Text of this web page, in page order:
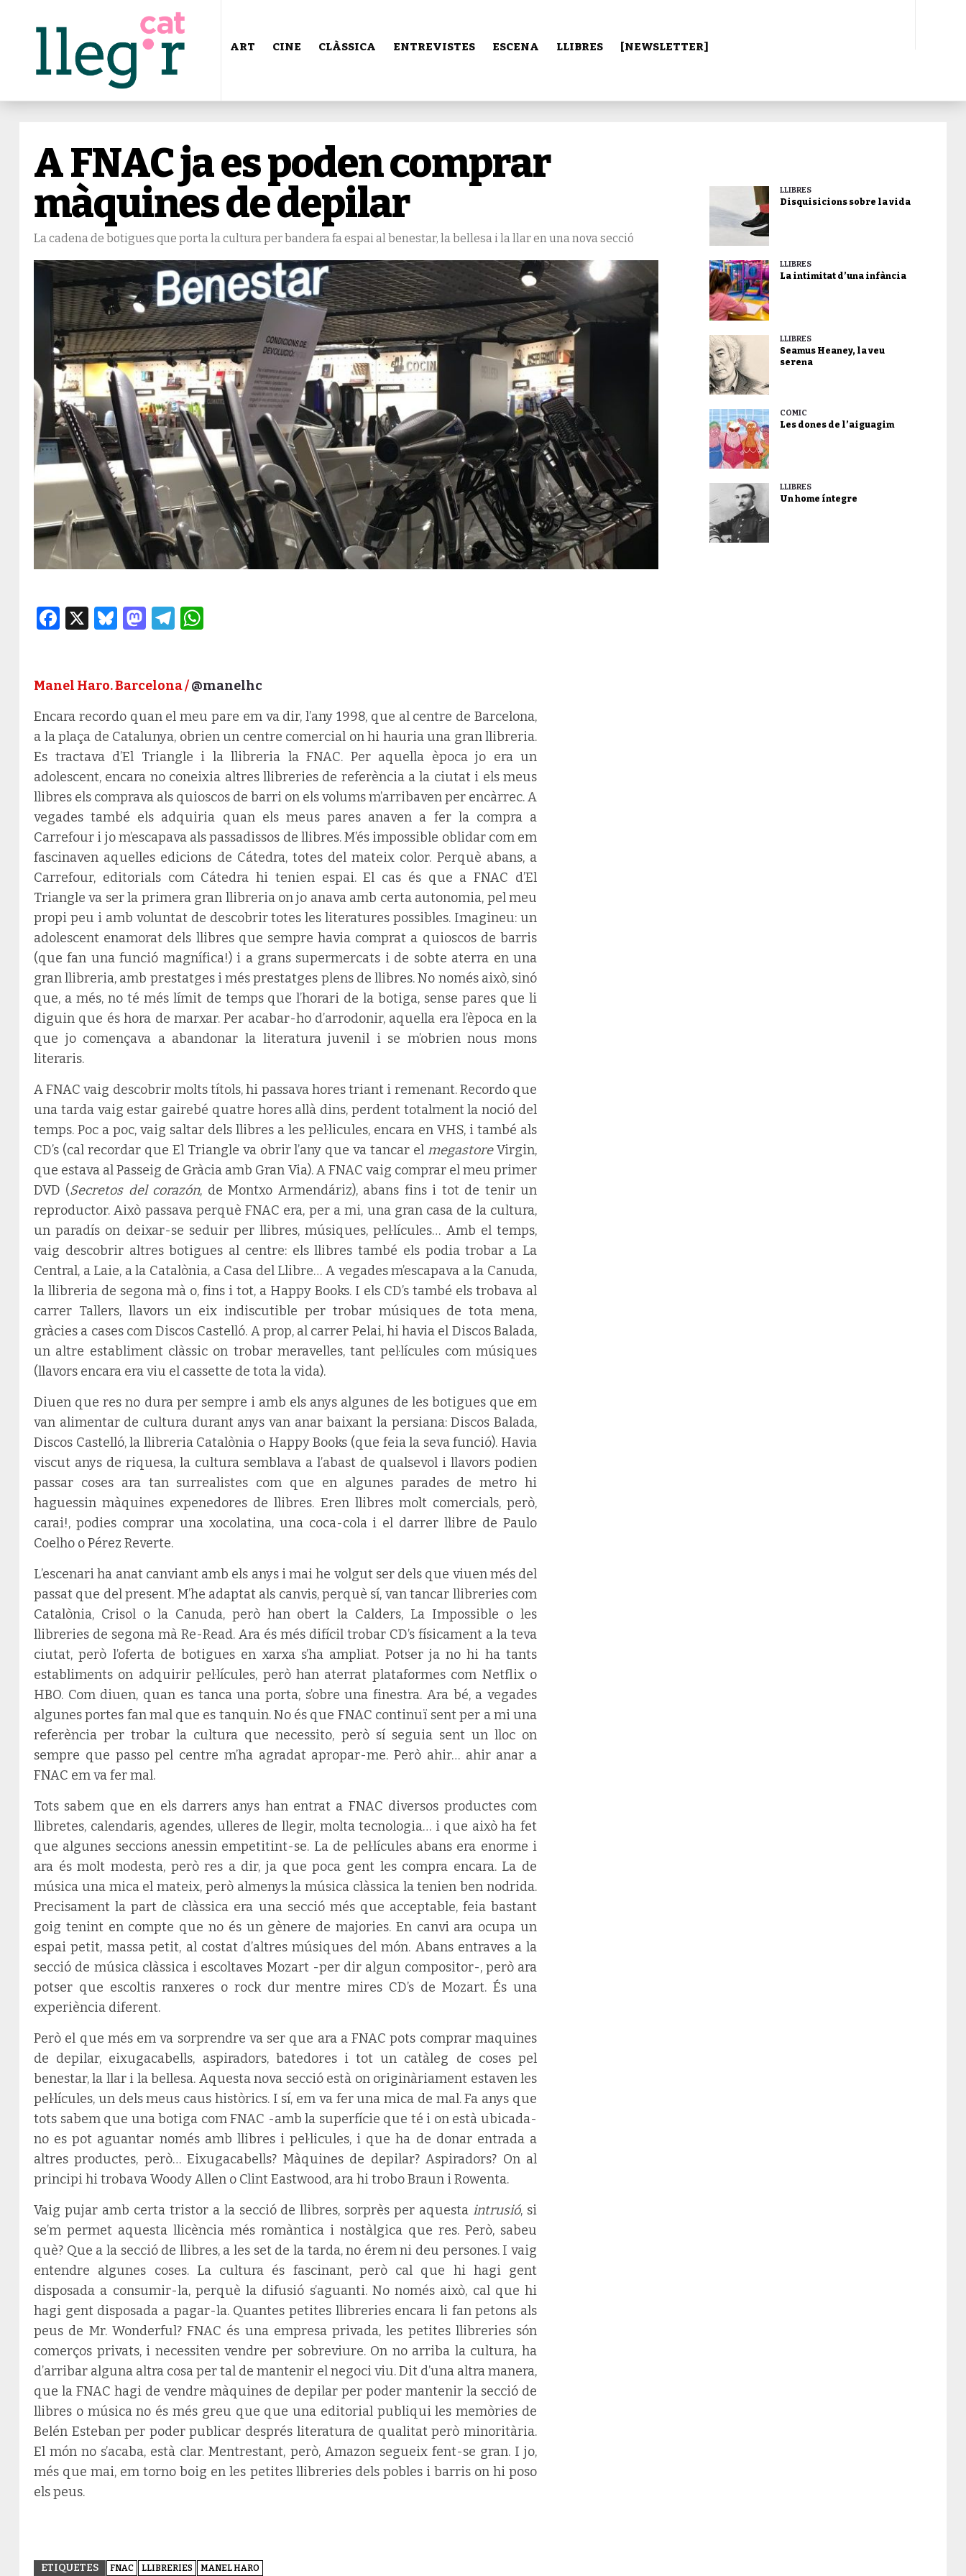
ART CINE CLÀSSICA ENTREVISTES ESCENA LLIBRES [NEWSLETTER]
A FNAC ja es poden comprar
màquines de depilar
La cadena de botigues que porta la cultura per bandera fa espai al benestar, la bellesa i la llar en una nova secció
Facebook
X Bluesky
Mastodon
Telegram
Manel Haro. Barcelona /@manelhc
Encara recordo quan el meu pare em va dir, l’any 1998, que al centre de Barcelona,
a la plaça de Catalunya, obrien un centre comercial on hi hauria una gran llibreria.
Es tractava d’El Triangle i la llibreria la FNAC. Per aquella època jo era un
adolescent, encara no coneixia altres llibreries de referència a la ciutat i els meus
llibres els comprava als quioscos de barri on els volums m’arribaven per encàrrec. A
vegades també els adquiria quan els meus pares anaven a fer la compra a
Carrefour i jo m’escapava als passadissos de llibres. M’és impossible oblidar com em
fascinaven aquelles edicions de Cátedra, totes del mateix color. Perquè abans, a
Carrefour, editorials com Cátedra hi tenien espai. El cas és que a FNAC d’El
Triangle va ser la primera gran llibreria on jo anava amb certa autonomia, pel meu
propi peu i amb voluntat de descobrir totes les literatures possibles. Imagineu: un
adolescent enamorat dels llibres que sempre havia comprat a quioscos de barris
(que fan una funció magnífica!) i a grans supermercats i de sobte aterra en una
gran llibreria, amb prestatges i més prestatges plens de llibres. No només això, sinó
que, a més, no té més límit de temps que l’horari de la botiga, sense pares que li
diguin que és hora de marxar. Per acabar-ho d’arrodonir, aquella era l’època en la
que jo començava a abandonar la literatura juvenil i se m’obrien nous mons
literaris.
A FNAC vaig descobrir molts títols, hi passava hores triant i remenant. Recordo que
una tarda vaig estar gairebé quatre hores allà dins, perdent totalment la noció del
temps. Poc a poc, vaig saltar dels llibres a les pel·licules, encara en VHS, i també als
CD’s (cal recordar que El Triangle va obrir l’any que va tancar elmegastoreVirgin,
que estava al Passeig de Gràcia amb Gran Via). A FNAC vaig comprar el meu primer
DVD (Secretos del corazón, de Montxo Armendáriz), abans fins i tot de tenir un
reproductor. Això passava perquè FNAC era, per a mi, una gran casa de la cultura,
un paradís on deixar-se seduir per llibres, músiques, pel·lícules… Amb el temps,
vaig descobrir altres botigues al centre: els llibres també els podia trobar a La
Central, a Laie, a la Catalònia, a Casa del Llibre… A vegades m’escapava a la Canuda,
la llibreria de segona mà o, fins i tot, a Happy Books. I els CD’s també els trobava al
carrer Tallers, llavors un eix indiscutible per trobar músiques de tota mena,
gràcies a cases com Discos Castelló. A prop, al carrer Pelai, hi havia el Discos Balada,
un altre establiment clàssic on trobar meravelles, tant pel·lícules com músiques
(llavors encara era viu el cassette de tota la vida).
Diuen que res no dura per sempre i amb els anys algunes de les botigues que em
van alimentar de cultura durant anys van anar baixant la persiana: Discos Balada,
Discos Castelló, la llibreria Catalònia o Happy Books (que feia la seva funció). Havia
viscut anys de riquesa, la cultura semblava a l’abast de qualsevol i llavors podien
passar coses ara tan surrealistes com que en algunes parades de metro hi
haguessin màquines expenedores de llibres. Eren llibres molt comercials, però,
carai!, podies comprar una xocolatina, una coca-cola i el darrer llibre de Paulo
Coelho o Pérez Reverte.
L’escenari ha anat canviant amb els anys i mai he volgut ser dels que viuen més del
passat que del present. M’he adaptat als canvis, perquè sí, van tancar llibreries com
Catalònia, Crisol o la Canuda, però han obert la Calders, La Impossible o les
llibreries de segona mà Re-Read. Ara és més difícil trobar CD’s físicament a la teva
ciutat, però l’oferta de botigues en xarxa s’ha ampliat. Potser ja no hi ha tants
establiments on adquirir pel·lícules, però han aterrat plataformes com Netflix o
HBO. Com diuen, quan es tanca una porta, s’obre una finestra. Ara bé, a vegades
algunes portes fan mal que es tanquin. No és que FNAC continuï sent per a mi una
referència per trobar la cultura que necessito, però sí seguia sent un lloc on
sempre que passo pel centre m’ha agradat apropar-me. Però ahir… ahir anar a
FNAC em va fer mal.
Tots sabem que en els darrers anys han entrat a FNAC diversos productes com
llibretes, calendaris, agendes, ulleres de llegir, molta tecnologia… i que això ha fet
que algunes seccions anessin empetitint-se. La de pel·lícules abans era enorme i
ara és molt modesta, però res a dir, ja que poca gent les compra encara. La de
música una mica el mateix, però almenys la música clàssica la tenien ben nodrida.
Precisament la part de clàssica era una secció més que acceptable, feia bastant
goig tenint en compte que no és un gènere de majories. En canvi ara ocupa un
espai petit, massa petit, al costat d’altres músiques del món. Abans entraves a la
secció de música clàssica i escoltaves Mozart -per dir algun compositor-, però ara
potser que escoltis ranxeres o rock dur mentre mires CD’s de Mozart. És una
experiència diferent.
Però el que més em va sorprendre va ser que ara a FNAC pots comprar maquines
de depilar, eixugacabells, aspiradors, batedores i tot un catàleg de coses pel
benestar, la llar i la bellesa. Aquesta nova secció està on originàriament estaven les
pel·lícules, un dels meus caus històrics. I sí, em va fer una mica de mal. Fa anys que
tots sabem que una botiga com FNAC -amb la superfície que té i on està ubicada-
no es pot aguantar només amb llibres i pel·licules, i que ha de donar entrada a
altres productes, però… Eixugacabells? Màquines de depilar? Aspiradors? On al
principi hi trobava Woody Allen o Clint Eastwood, ara hi trobo Braun i Rowenta.
Vaig pujar amb certa tristor a la secció de llibres, sorprès per aquestaintrusió, si
se’m permet aquesta llicència més romàntica i nostàlgica que res. Però, sabeu
què? Que a la secció de llibres, a les set de la tarda, no érem ni deu persones. I vaig
entendre algunes coses. La cultura és fascinant, però cal que hi hagi gent
disposada a consumir-la, perquè la difusió s’aguanti. No només això, cal que hi
hagi gent disposada a pagar-la. Quantes petites llibreries encara li fan petons als
peus de Mr. Wonderful? FNAC és una empresa privada, les petites llibreries són
comerços privats, i necessiten vendre per sobreviure. On no arriba la cultura, ha
d’arribar alguna altra cosa per tal de mantenir el negoci viu. Dit d’una altra manera,
que la FNAC hagi de vendre màquines de depilar per poder mantenir la secció de
llibres o música no és més greu que que una editorial publiqui les memòries de
Belén Esteban per poder publicar després literatura de qualitat però minoritària.
El món no s’acaba, està clar. Mentrestant, però, Amazon segueix fent-se gran. I jo,
més que mai, em torno boig en les petites llibreries dels pobles i barris on hi poso
els peus.
ETIQUETES FNAC LLIBRERIES MANEL HARO
LLIBRES
Disquisicions sobre la vida
LLIBRES
La intimitat d’una infància
LLIBRES
Seamus Heaney, la veu
serena
CÒMIC
Les dones de l’aiguagim
LLIBRES
Un home íntegre